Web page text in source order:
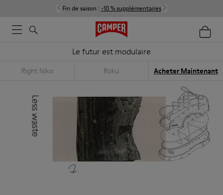
Fin de saison : -10 % supplémentaires
Le futur est modulaire
Right Niko Roku Acheter Maintenant